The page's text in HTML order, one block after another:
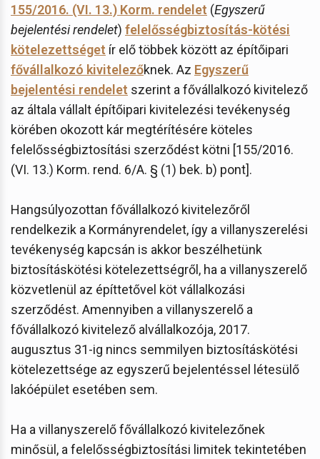
155/2016. (VI. 13.) Korm. rendelet (Egyszerű
bejelentési rendelet) felelősségbiztosítás-kötési
kötelezettséget ír elő többek között az építőipari
fővállalkozó kivitelezőknek. Az Egyszerű
bejelentési rendelet szerint a fővállalkozó kivitelező
az általa vállalt építőipari kivitelezési tevékenység
körében okozott kár megtérítésére köteles
felelősségbiztosítási szerződést kötni [155/2016.
(VI. 13.) Korm. rend. 6/A. § (1) bek. b) pont].
Hangsúlyozottan fővállalkozó kivitelezőről
rendelkezik a Kormányrendelet, így a villanyszerelési
tevékenység kapcsán is akkor beszélhetünk
biztosításkötési kötelezettségről, ha a villanyszerelő
közvetlenül az építtetővel köt vállalkozási
szerződést. Amennyiben a villanyszerelő a
fővállalkozó kivitelező alvállalkozója, 2017.
augusztus 31-ig nincs semmilyen biztosításkötési
kötelezettsége az egyszerű bejelentéssel létesülő
lakóépület esetében sem.
Ha a villanyszerelő fővállalkozó kivitelezőnek
minősül, a felelősségbiztosítási limitek tekintetében